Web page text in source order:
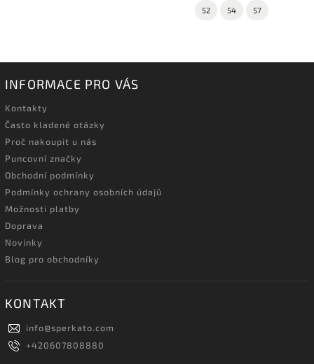
52 54 57
INFORMACE PRO VÁS
Kontakty
Často kladené otázky
Proč nakoupit u nás
Puncovní značky
Obchodní podmínky
Podmínky ochrany osobních údajů
Možnosti platby
Doprava
Novinky
Blog pro obchodníky
KONTAKT
info@sperkato.com
+420607808880